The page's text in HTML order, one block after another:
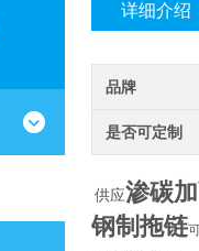
详细介绍
品牌
是否可定制
供应渗碳
钢制拖链